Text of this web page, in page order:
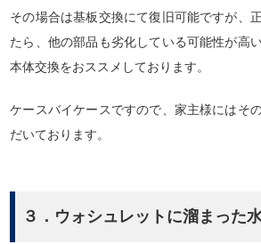
その場合は基板交換にて復旧可能ですが、
たら、他の部品も劣化している可能性が高
本体交換をおススメしております。
ケースバイケースですので、家主様にはそ
だいております。
３．ウォシュレットに溜まった